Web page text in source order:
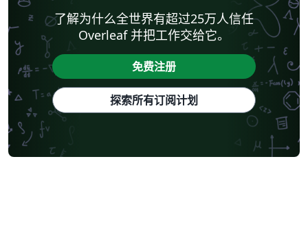
了解为什么全世界有超过25万人信任
Overleaf 并把工作交给它。
免费注册
探索所有订阅计划